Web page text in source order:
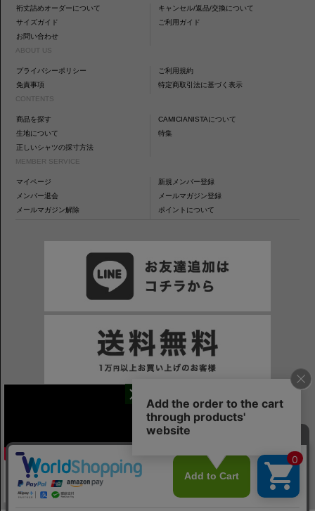
裄丈詰めオーダーについて
キャンセル/返品/交換について
サイズガイド
ご利用ガイド
お問い合わせ
ABOUT US
プライバシーポリシー
ご利用規約
免責事項
特定商取引法に基づく表示
CONTENTS
商品を探す
CAMICIANISTAについて
生地について
特集
正しいシャツの採寸方法
MEMBER SERVICE
マイページ
新規メンバー登録
メンバー退会
メールマガジン登録
メールマガジン解除
ポイントについて
※一部表示がPCサイトになるページもございます。
※当サイトの税込価格表示は、掲載時の消費税率に応じた価格で記載しております。ご注意ください。
干場氏が考える
「良いシャツの条件！」